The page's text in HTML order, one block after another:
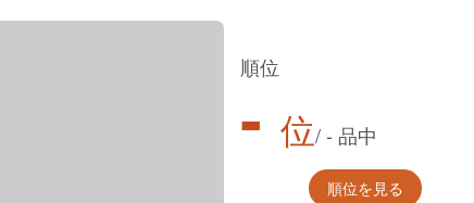
順位
- 位/- 品中
順位を見る